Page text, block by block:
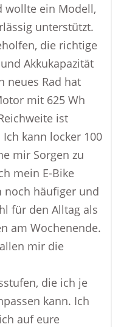
wollte ein Modell,
unterstützt.
die richtige
Akkukapazität
neues Rad hat
mit 625 Wh
ist
kann locker 100
mir Sorgen zu
mein E-Bike
noch häufiger und
für den Alltag als
am Wochenende.
mir die
die ich je
kann. Ich
auf eure